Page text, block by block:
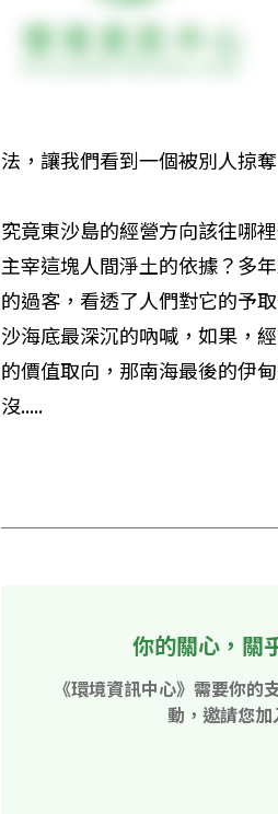
法，讓我們看到一個被別人掠
究竟東沙島的經營方向該往哪
主宰這塊人間淨土的依據？多
的過客，看透了人們對它的予
沙海底最深沉的吶喊，如果，
的價值取向，那南海最後的伊
沒.....
你的關心，關
《環境資訊中心》需要你
動，邀請您